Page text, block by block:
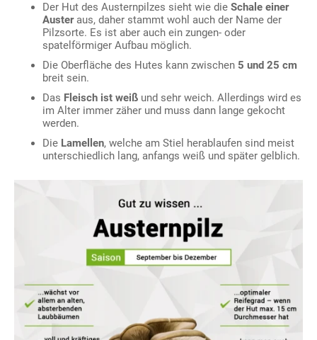
Der Hut des Austernpilzes sieht wie die Schale einer
Austeraus, daher stammt wohl auch der Name der
Pilzsorte. Es ist aber auch ein zungen- oder
spatelförmiger Aufbau möglich.
Die Oberfläche des Hutes kann zwischen 5 und 25 cm
breit sein.
Das Fleisch ist weiß und sehr weich. Allerdings wird es
im Alter immer zäher und muss dann lange gekocht
werden.
Die Lamellen, welche am Stiel herablaufen sind meist
unterschiedlich lang, anfangs weiß und später gelblich.